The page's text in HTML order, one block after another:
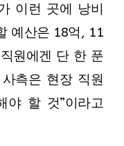
이런 곳에 낭비
예산은 18억, 11
원에겐 단 한 푼
측은 현장 직원
야 할 것”이라고